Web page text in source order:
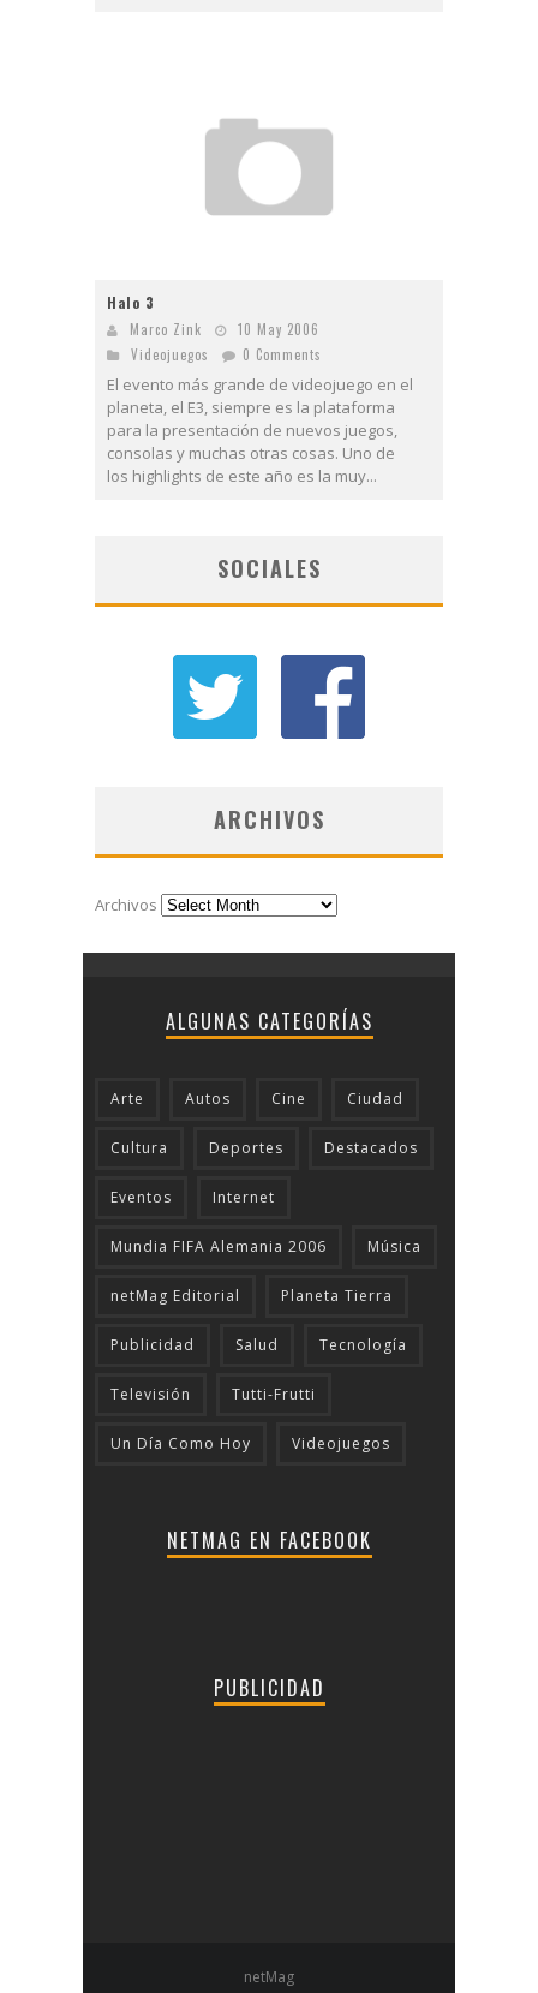
Halo 3
Marco Zink
10 May 2006
Videojuegos
0 Comments
El evento más grande de videojuego en el
planeta, el E3, siempre es la plataforma
para la presentación de nuevos juegos,
consolas y muchas otras cosas. Uno de
los highlights de este año es la muy...
SOCIALES
ARCHIVOS
Archivos
ALGUNAS CATEGORÍAS
Arte Autos Cine Ciudad
Cultura Deportes Destacados
Eventos Internet
Mundia FIFA Alemania 2006 Música
netMag Editorial Planeta Tierra
Publicidad Salud Tecnologí­a
Televisión Tutti-Frutti
Un Día Como Hoy Videojuegos
NETMAG EN FACEBOOK
PUBLICIDAD
netMag